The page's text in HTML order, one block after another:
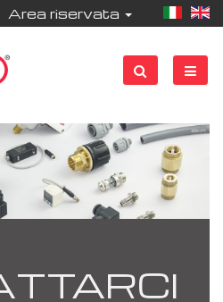
Area riservata